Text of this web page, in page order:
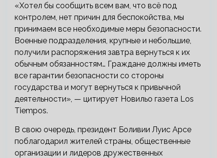
«Хотел бы сообщить всем вам, что всё под
контролем, нет причин для беспокойства, мы
принимаем все необходимые меры безопасности.
Военные подразделения, крупные и небольшие,
получили распоряжения завтра вернуться к их
обычным обязанностям… Граждане должны иметь
все гарантии безопасности со стороны
государства и могут вернуться к привычной
деятельности», — цитирует Новильо газета Los
Tiempos.
В свою очередь, президент Боливии Луис Арсе
поблагодарил жителей страны, общественные
организации и лидеров дружественных